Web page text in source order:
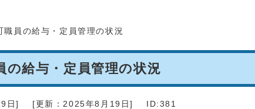
職員の給与・定員管理の状況
の給与・定員管理の状況
日] [更新：2025年8月19日] ID:381